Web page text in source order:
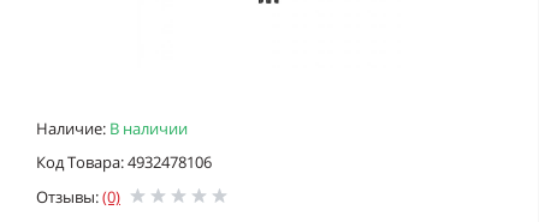
Наличие: В наличии
Код Товара: 4932478106
Отзывы:(0)